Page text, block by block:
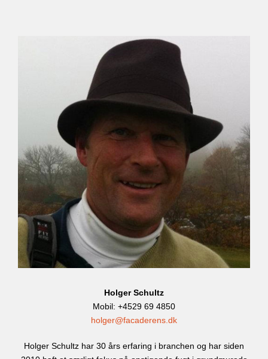
Holger Schultz
Mobil: +4529 69 4850
holger@facaderens.dk
Holger Schultz har 30 års erfaring i branchen og har siden